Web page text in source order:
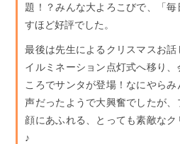
題！？みんな大よろこびで、「
すほど好評でした。
最後は先生によるクリスマスお
イルミネーション点灯式へ移り、
ころでサンタが登場！なにやら
声だったようで大興奮でしたが
顔にあふれる、とっても素敵な
♪